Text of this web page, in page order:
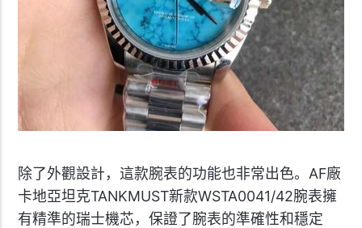
除了外觀設計，這款腕表的功能也非常出色。AF廠
卡地亞坦克TANKMUST新款WSTA0041/42腕表擁
有精準的瑞士機芯，保證了腕表的準確性和穩定